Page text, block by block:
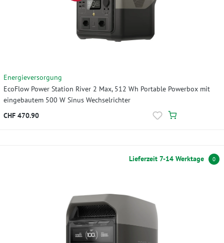
Energieversorgung
EcoFlow Power Station River 2 Max, 512 Wh Portable Powerbox mit
eingebautem 500 W Sinus Wechselrichter
CHF 470.90
Lieferzeit 7-14 Werktage 0